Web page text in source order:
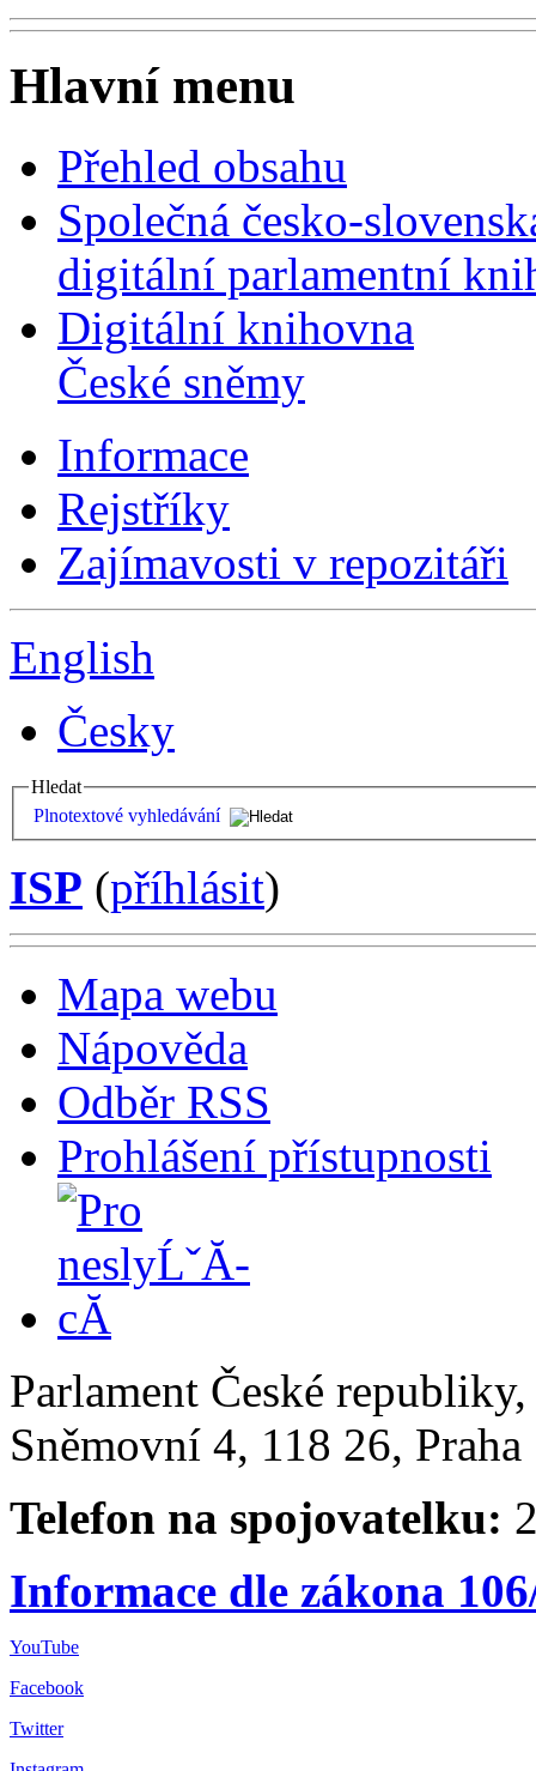
Hlavní menu
Přehled obsahu
Společná česko-
digitální parlamentní
Digitální knihovna
České sněmy
Informace
Rejstříky
Zajímavosti v repozitáři
English
Česky
Hledat
Plnotextové vyhledávání
ISP (příhlásit)
Mapa webu
Nápověda
Odběr RSS
Prohlášení přístupnosti
Parlament České
Sněmovní 4, 118 26,
Telefon na spojovatelku:
Informace dle zákona
YouTube
Facebook
Twitter